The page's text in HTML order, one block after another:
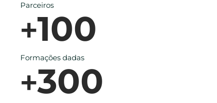
Parceiros
+100
Formações dadas
+300